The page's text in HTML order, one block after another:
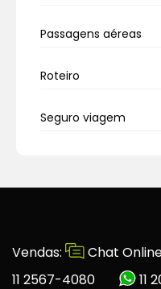
Passagens aéreas
Roteiro
Seguro viagem
Vendas: Chat
11 2567-4080
11